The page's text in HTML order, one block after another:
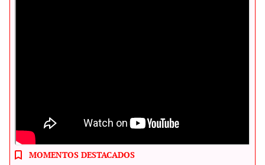
Las selecciones de España vs. Croacia se enfrentarán en la ciudad
de Split. Foto: composición de Jazmín Ceras / La República
MOMENTOS DESTACADOS